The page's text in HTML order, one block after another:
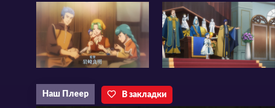
приложить много сил, чтобы защитить
Наш Плеер В закладки